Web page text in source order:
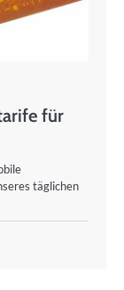
für
täglichen